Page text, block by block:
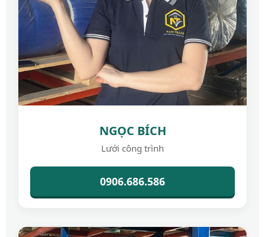
NGỌC BÍCH
Lưới công trình
0906.686.586